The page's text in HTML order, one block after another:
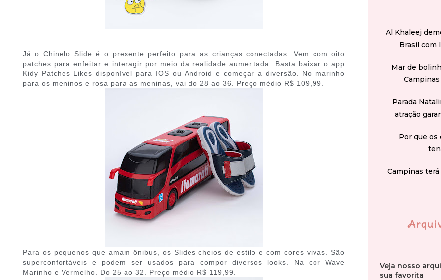
Já o Chinelo Slide é o presente perfeito para as crianças conectadas. Vem com oito
patches para enfeitar e interagir por meio da realidade aumentada. Basta baixar o app
Kidy Patches Likes disponível para IOS ou Android e começar a diversão. No marinho
para os meninos e rosa para as meninas, vai do 28 ao 36. Preço médio R$ 109,99.
Para os pequenos que amam ônibus, os Slides cheios de estilo e com cores vivas. São
superconfortáveis e podem ser usados para compor diversos looks. Na cor Wave
Marinho e Vermelho. Do 25 ao 32. Preço médio R$ 119,99.
Al Khaleej
Brasil com
Mar de
Parada
atração
Por que os
Campinas
Veja nosso
sua favorita